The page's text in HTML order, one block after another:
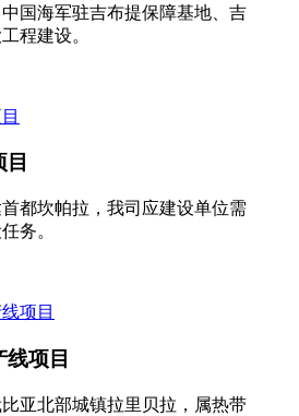
国海军驻吉布提保障基地、吉
程建设。
都坎帕拉，我司应建设单位需
务。
项目
亚北部城镇拉里贝拉，属热带